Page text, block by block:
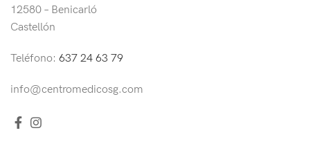
12580 – Benicarló
Castellón
Teléfono: 637 24 63 79
info@centromedicosg.com